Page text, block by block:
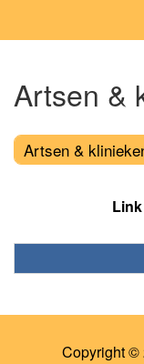
Artsen &
Artsen &
Copyright ©